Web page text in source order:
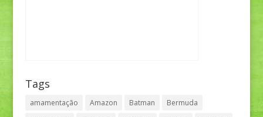
Tags
amamentação Amazon Batman
Bermuda